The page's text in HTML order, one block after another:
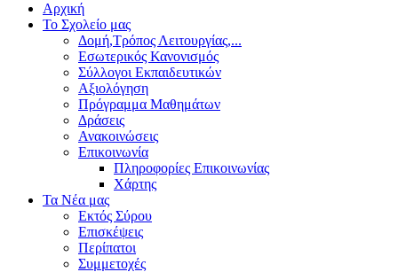
Αρχική
Το Σχολείο μας
Δομή,Τρόπος Λειτουργίας,...
Εσωτερικός Κανονισμός
Σύλλογοι Εκπαιδευτικών
Αξιολόγηση
Πρόγραμμα Μαθημάτων
Δράσεις
Ανακοινώσεις
Επικοινωνία
Πληροφορίες Επικοινωνίας
Χάρτης
Τα Νέα μας
Εκτός Σύρου
Επισκέψεις
Περίπατοι
Συμμετοχές